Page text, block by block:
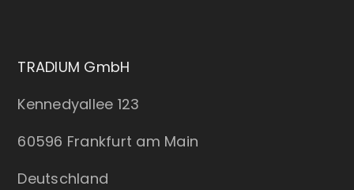
TRADIUM GmbH
Kennedyallee 123
60596 Frankfurt am Main
Deutschland